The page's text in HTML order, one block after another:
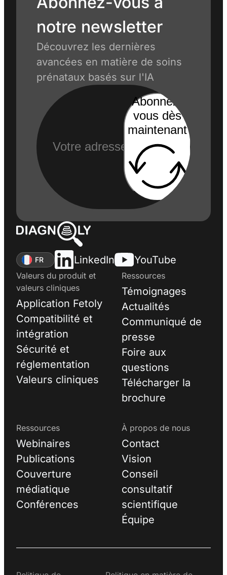
notre newsletter
Découvrez les dernières
avancées en matière de soins
prénataux basés sur l'IA
Abonnez-
vous dès
maintenant
FR LinkedIn YouTube
Valeurs du produit et
valeurs cliniques
Application Fetoly
Compatibilité et
intégration
Sécurité et
réglementation
Valeurs cliniques
Ressources
Témoignages
Actualités
Communiqué de
presse
Foire aux
questions
Télécharger la
brochure
Ressources
Webinaires
Publications
Couverture
médiatique
Conférences
À propos de nous
Contact
Vision
Conseil
consultatif
scientifique
Équipe